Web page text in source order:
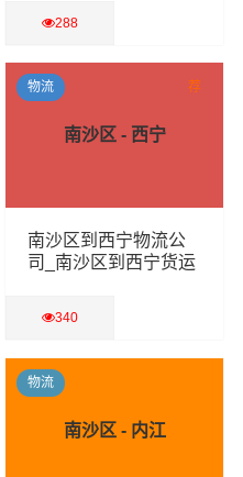
288
查看详细
南沙区 - 西宁
南沙区到西宁物流公
司_南沙区到西宁货运
340
查看详细
物流 荐
南沙区 - 内江
物流